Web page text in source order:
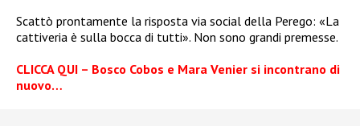
Scattò prontamente la risposta via social della Perego: «La
cattiveria è sulla bocca di tutti». Non sono grandi premesse.
CLICCA QUI – Bosco Cobos e Mara Venier si incontrano di
nuovo…